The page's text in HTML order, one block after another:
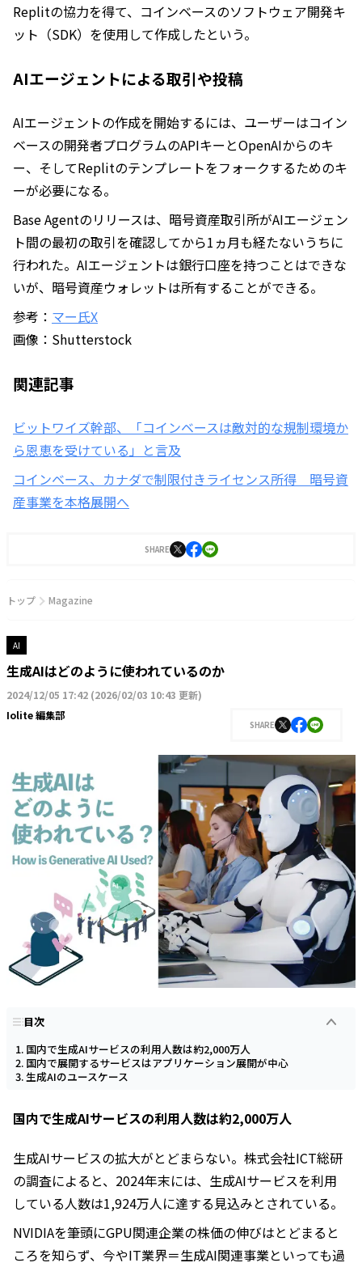
Replitの協力を得て、コインベースのソフトウェア開発キ
ット（SDK）を使用して作成したという。
AIエージェントによる取引や投稿
AIエージェントの作成を開始するには、ユーザーはコイン
ベースの開発者プログラムのAPIキーとOpenAIからのキ
ー、そしてReplitのテンプレートをフォークするためのキ
ーが必要になる。
Base Agentのリリースは、暗号資産取引所がAIエージェン
ト間の最初の取引を確認してから1ヵ月も経たないうちに
行われた。AIエージェントは銀行口座を持つことはできな
いが、暗号資産ウォレットは所有することができる。
参考： マー氏X
画像：Shutterstock
関連記事
ビットワイズ幹部、「コインベースは敵対的な規制環境か
ら恩恵を受けている」と言及
コインベース、カナダで制限付きライセンス所得 暗号資
産事業を本格展開へ
SHARE
トップ Magazine
AI
生成AIはどのように使われているのか
2024/12/05 17:42 (2026/02/03 10:43 更新)
Iolite 編集部
SHARE
目次
国内で生成AIサービスの利用人数は約2,000万人
国内で展開するサービスはアプリケーション展開が中心
生成AIのユースケース
国内で生成AIサービスの利用人数は約2,000万人
生成AIサービスの拡大がとどまらない。株式会社ICT総研
の調査によると、2024年末には、生成AIサービスを利用
している人数は1,924万人に達する見込みとされている。
NVIDIAを筆頭にGPU関連企業の株価の伸びはとどまると
ころを知らず、今やIT業界＝生成AI関連事業といっても過